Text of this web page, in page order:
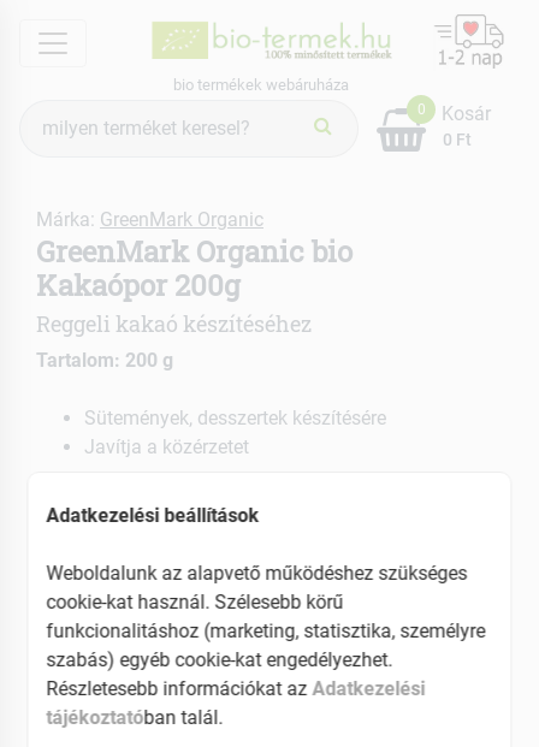
menu
bio termékek webáruháza
keresés
0
0 Ft
Kosár
Márka: GreenMark Organic
GreenMark Organic bio
Kakaópor 200g
Reggeli kakaó készítéséhez
Tartalom: 200 g
Sütemények, desszertek készítésére
Javítja a közérzetet
Adatkezelési beállítások
Weboldalunk az alapvető működéshez szükséges
cookie-kat használ. Szélesebb körű
funkcionalitáshoz (marketing, statisztika, személyre
szabás) egyéb cookie-kat engedélyezhet.
Részletesebb információkat azAdatkezelési
tájékoztatóban talál.